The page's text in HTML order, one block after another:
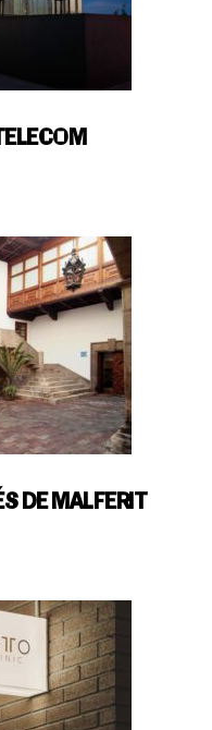
DE MALFERIT